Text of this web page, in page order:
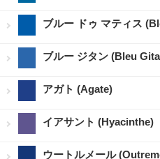
ブルー ドゥ マティス
ブルー ジタン (Bleu
アガト (Agate)
イアサント (Hyacinthe)
ウートルメール